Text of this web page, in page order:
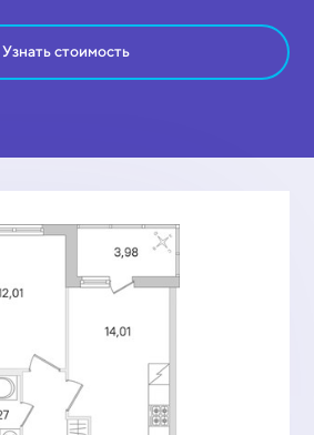
Узнать стоимость